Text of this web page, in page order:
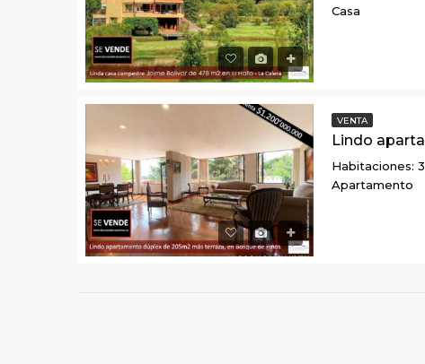
Casa
VENTA
Habitaciones: 3
Apartamento